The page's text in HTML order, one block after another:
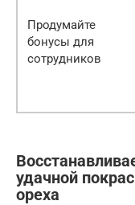
Продумайте
бонусы для
сотрудников
удачной
ореха